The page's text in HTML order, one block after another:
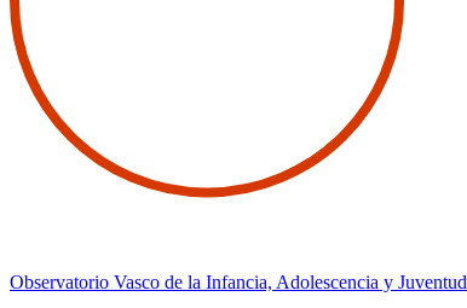
Observatorio Vasco de la Infancia, Adolescencia y Juventud